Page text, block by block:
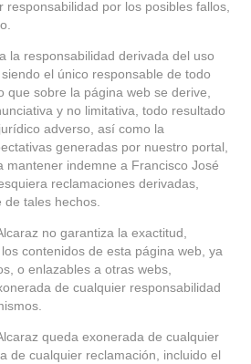
responsabilidad por los posibles fallos,
la responsabilidad derivada del uso
el único responsable de todo
que sobre la página web se derive,
y no limitativa, todo resultado
adverso, así como la
generadas por nuestro portal,
mantener indemne a Francisco José
reclamaciones derivadas,
tales hechos.
no garantiza la exactitud,
contenidos de esta página web, ya
o enlazables a otras webs,
de cualquier responsabilidad
queda exonerada de cualquier
de cualquier reclamación, incluido el